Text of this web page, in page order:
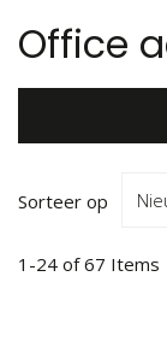
Office
Sorteer op
1 -24 of67 Items